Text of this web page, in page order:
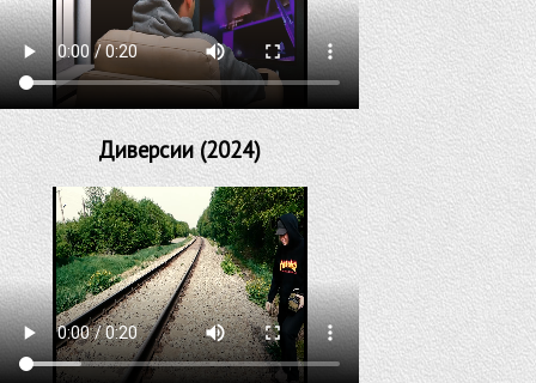
Диверсии (2024)